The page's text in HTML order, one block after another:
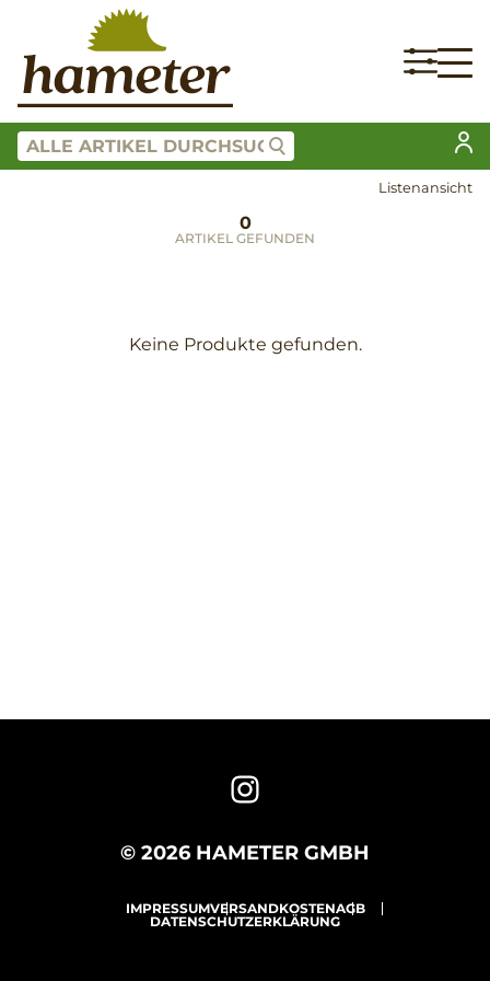
Listenansicht
0
ARTIKEL GEFUNDEN
Keine Produkte gefunden.
© 2026 HAMETER GMBH
IMPRESSUMVERSANDKOSTENAGB
DATENSCHUTZERKLÄRUNG